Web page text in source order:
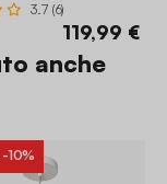
3.7 (6)
119,99 €
anche
-10%